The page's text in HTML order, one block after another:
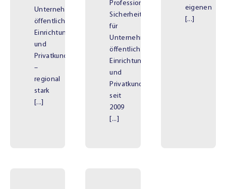
Unternehmen,
öffentliche
Einrichtungen
und
Privatkunden
–
regional
stark
[...]
Professionelle
Sicherheitslösungen
für
Unternehmen,
öffentliche
Einrichtungen
und
Privatkunden
seit
2009
[...]
eigenen
[...]